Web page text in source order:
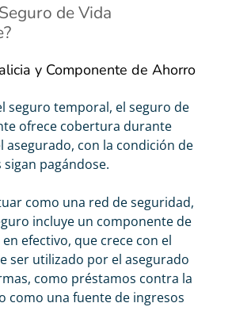
de Vida
y Componente de Ahorro
seguro temporal, el seguro de
ofrece cobertura durante
asegurado, con la condición de
pagándose.
como una red de seguridad,
incluye un componente de
efectivo, que crece con el
ser utilizado por el asegurado
como préstamos contra la
como una fuente de ingresos